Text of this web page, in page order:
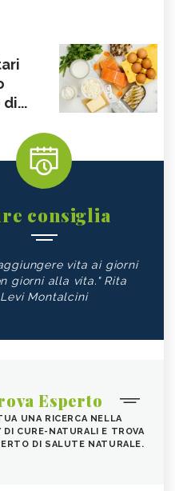
consiglia
vita ai giorni
giorni alla vita." Rita
Levi Montalcini
Esperto
UNA RICERCA NELLA
DI CURE-NATURALI E TROVA
DI SALUTE NATURALE.